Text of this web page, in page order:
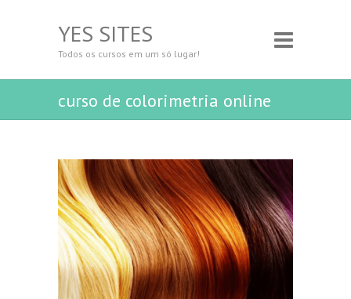
YES SITES
Todos os cursos em um só lugar!
curso de colorimetria online